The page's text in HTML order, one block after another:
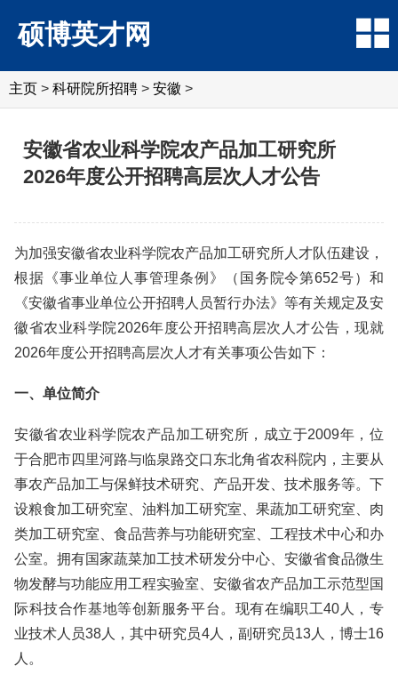
硕博英才网
主页 > 科研院所招聘 > ‌‌安徽 >
安徽省农业科学院农产品加工研究所
2026年度公开招聘高层次人才公告
为加强安徽省农业科学院农产品加工研究所人才队伍建设，
根据《事业单位人事管理条例》（国务院令第652号）和
《安徽省事业单位公开招聘人员暂行办法》等有关规定及安
徽省农业科学院2026年度公开招聘高层次人才公告，现就
2026年度公开招聘高层次人才有关事项公告如下：
一、单位简介
安徽省农业科学院农产品加工研究所，成立于2009年，位
于合肥市四里河路与临泉路交口东北角省农科院内，主要从
事农产品加工与保鲜技术研究、产品开发、技术服务等。下
设粮食加工研究室、油料加工研究室、果蔬加工研究室、肉
类加工研究室、食品营养与功能研究室、工程技术中心和办
公室。拥有国家蔬菜加工技术研发分中心、安徽省食品微生
物发酵与功能应用工程实验室、安徽省农产品加工示范型国
际科技合作基地等创新服务平台。现有在编职工40人，专
业技术人员38人，其中研究员4人，副研究员13人，博士16
人。